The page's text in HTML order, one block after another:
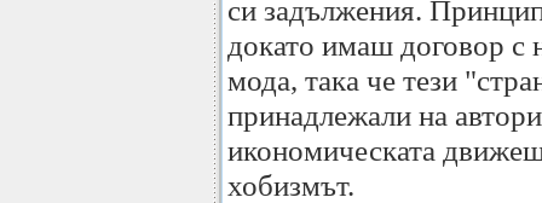
си задължения.
докато имаш договор с
мода, така че тези
принадлежали на
икономическата
хобизмът.